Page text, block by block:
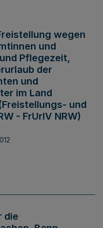
wegen
und
Pflegezeit,
der
und
im Land
und
- FrUrlV NRW)
die